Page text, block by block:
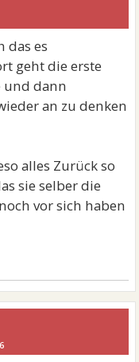
das es
geht die erste
und dann
an zu denken
alles Zurück so
sie selber die
vor sich haben
6